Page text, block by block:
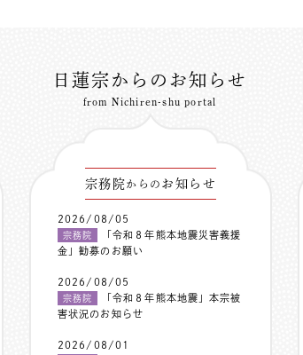
日蓮宗からのお知らせ
from Nichiren-shu portal
宗務院からの お知らせ
2026/08/05
宗務院
「令和８年熊本地震災害義援
金」勧募のお願い
2026/08/05
宗務院
「令和８年熊本地震」本宗被
害状況のお知らせ
2026/08/01